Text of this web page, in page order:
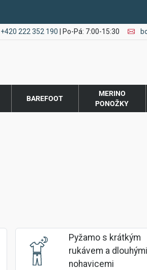
+420 222 352 190 | Po-Pá: 7:00-15:30
BAREFOOT
MERINO
PONOŽKY
Pyžamo s krátkým
rukávem a dlouhými
nohavicemi